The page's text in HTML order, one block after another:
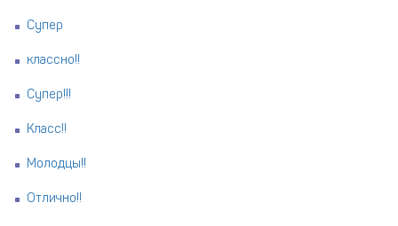
Супер
классно!!
Супер!!!
Класс!!
Молодцы!!
Отлично!!